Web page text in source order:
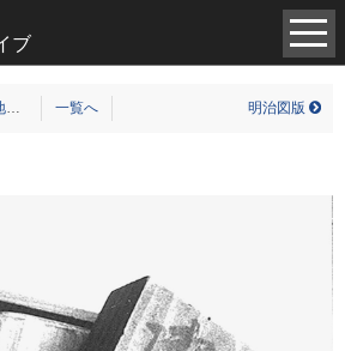
ブ近代（19）
一覧へ 明治図版